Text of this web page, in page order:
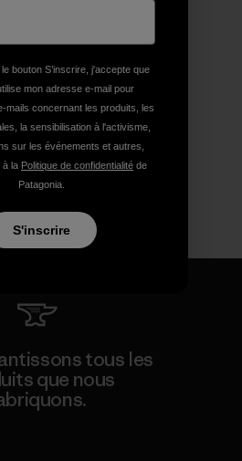
tous les
que nous
bouton S’inscrire, j'accepte que
mon adresse e-mail pour
mails concernant les produits, les
la sensibilisation à l'activisme,
sur les événements et autres,
à la Politique de confidentialité de
Patagonia.
S'inscrire